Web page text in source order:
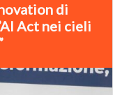
di
Act nei cieli